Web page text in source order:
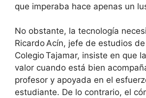
que imperaba hace apenas un
No obstante, la tecnología
Ricardo Acín, jefe de estudios
Colegio Tajamar, insiste en que
valor cuando está bien
profesor y apoyada en el
estudiante. De lo contrario, el